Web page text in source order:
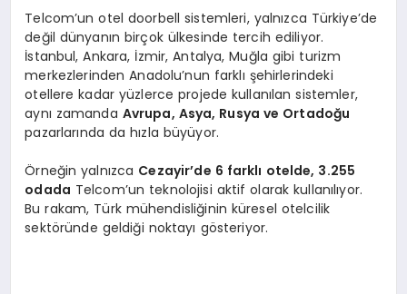
Telcom’un otel doorbell sistemleri, yalnızca Türkiye’de
değil dünyanın birçok ülkesinde tercih ediliyor.
İstanbul, Ankara, İzmir, Antalya, Muğla gibi turizm
merkezlerinden Anadolu’nun farklı şehirlerindeki
otellere kadar yüzlerce projede kullanılan sistemler,
aynı zamanda Avrupa, Asya, Rusya ve Ortadoğu
pazarlarında da hızla büyüyor.
Örneğin yalnızca Cezayir’de 6 farklı otelde, 3.255
odada Telcom’un teknolojisi aktif olarak kullanılıyor.
Bu rakam, Türk mühendisliğinin küresel otelcilik
sektöründe geldiği noktayı gösteriyor.